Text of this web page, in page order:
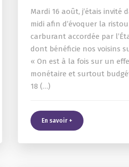
Mardi 16 août, j’étais invité
midi afin d’évoquer la
carburant accordée par
dont bénéficie nos voisins
« On est à la fois sur un
monétaire et surtout
18 (…)
En savoir +